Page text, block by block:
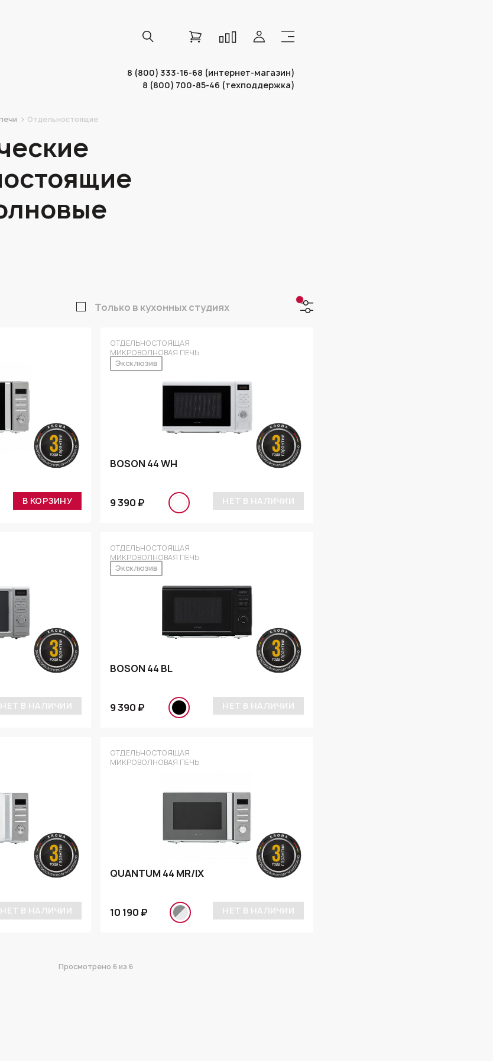
8 (800) 333-16-68 (интернет-магазин)
8 (800) 700-85-46 (техподдержка)
Отдельностоящие
Только в кухонных студиях
В КОРЗИНУ
ОТДЕЛЬНОСТОЯЩАЯ
МИКРОВОЛНОВАЯ ПЕЧЬ
Эксклюзив
BOSON 44 WH
9 390 ₽ НЕТ В НАЛИЧИИ
НЕТ В НАЛИЧИИ
ОТДЕЛЬНОСТОЯЩАЯ
МИКРОВОЛНОВАЯ ПЕЧЬ
Эксклюзив
BOSON 44 BL
9 390 ₽ НЕТ В НАЛИЧИИ
НЕТ В НАЛИЧИИ
ОТДЕЛЬНОСТОЯЩАЯ
МИКРОВОЛНОВАЯ ПЕЧЬ
QUANTUM 44 MR/IX
10 190 ₽ НЕТ В НАЛИЧИИ
Просмотрено 6 из 6